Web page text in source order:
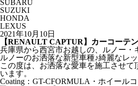
SUBARU
SUZUKI
HONDA
LEXUS
2021年10月10日
【RENAULT CAPTUR】カーコーテ
兵庫県から西宮市お越しの、ルノー・
ルノーのお洒落な新型車種♪綺麗なレ
この度は、お洒落な愛車を施工させて
います。
Coating：GT-CFORMULA・ホイール